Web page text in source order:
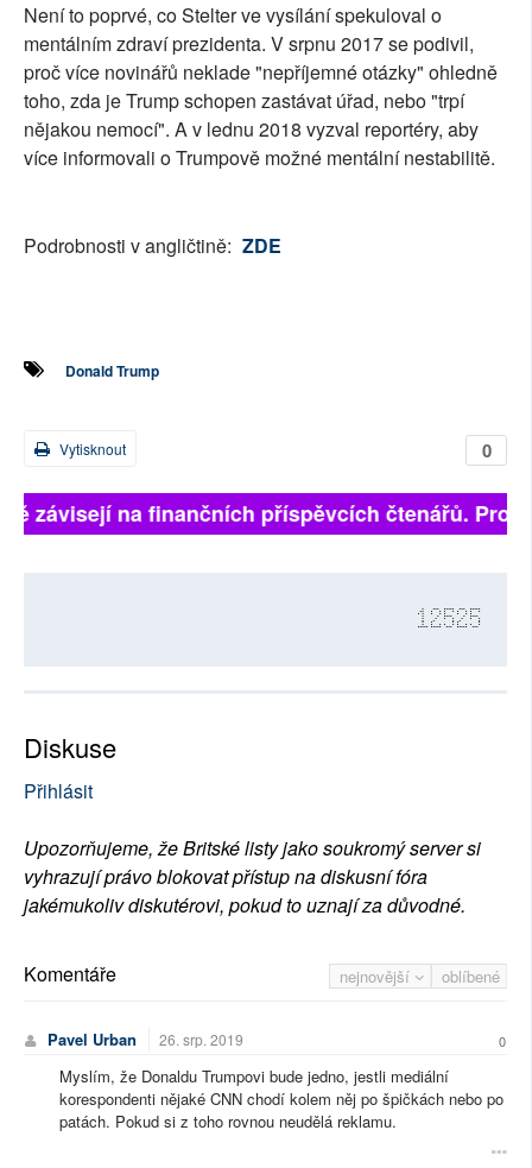
Není to poprvé, co Stelter ve vysílání spekuloval o
mentálním zdraví prezidenta. V srpnu 2017 se podivil,
proč více novinářů neklade "nepříjemné otázky" ohledně
toho, zda je Trump schopen zastávat úřad, nebo "trpí
nějakou nemocí". A v lednu 2018 vyzval reportéry, aby
více informovali o Trumpově možné mentální nestabilitě.
Podrobnosti v angličtině: ZDE
Donald Trump
0
Vytisknout
závisejí na finančních příspěvcích čtenářů.
12525
Diskuse
Přihlásit
Upozorňujeme, že Britské listy jako soukromý server si
vyhrazují právo blokovat přístup na diskusní fóra
jakémukoliv diskutérovi, pokud to uznají za důvodné.
nejnovější oblíbené
Komentáře
Pavel Urban 26. srp. 2019 0
Myslím, že Donaldu Trumpovi bude jedno, jestli mediální
korespondenti nějaké CNN chodí kolem něj po špičkách nebo po
patách. Pokud si z toho rovnou neudělá reklamu.